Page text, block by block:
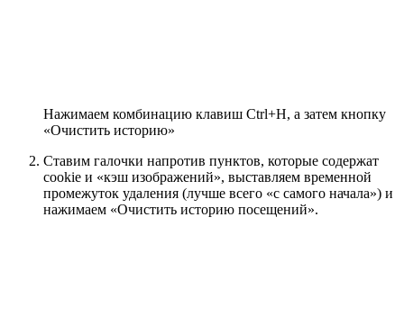
Нажимаем комбинацию клавиш Ctrl+H, а затем кнопку
«Очистить историю»
Ставим галочки напротив пунктов, которые содержат
cookie и «кэш изображений», выставляем временной
промежуток удаления (лучше всего «с самого начала») и
нажимаем «Очистить историю посещений».